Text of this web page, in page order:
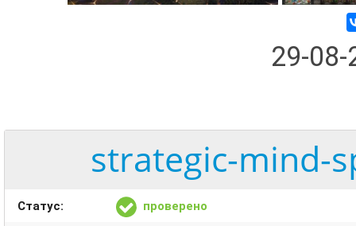
29-
strategic-mind-
Статус: проверено